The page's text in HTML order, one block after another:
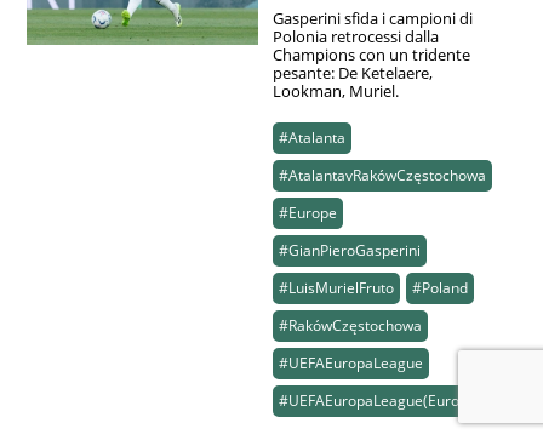
Gasperini sfida i campioni di
Polonia retrocessi dalla
Champions con un tridente
pesante: De Ketelaere,
Lookman, Muriel.
#Atalanta
#AtalantavRakówCzęstochowa
#Europe
#GianPieroGasperini
#LuisMurielFruto
#Poland
#RakówCzęstochowa
#UEFAEuropaLeague
#UEFAEuropaLeague(Europe)